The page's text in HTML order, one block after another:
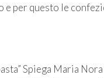
e per questo le
Spiega Maria